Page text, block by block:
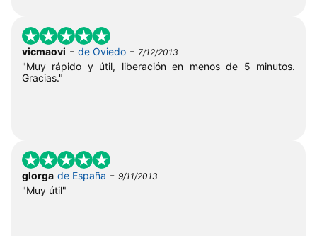
vicmaovi - de Oviedo - 7/12/2013
"Muy rápido y útil, liberación en menos de 5 minutos.
Gracias."
glorga de España - 9/11/2013
"Muy útil"